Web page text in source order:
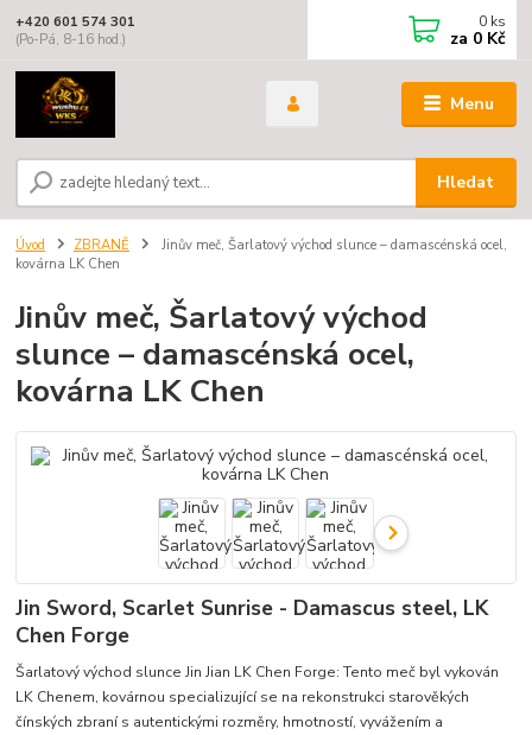
Menu
Hledat
+420 601 574 301
(Po-Pá, 8-16 hod.)
0 ks
za 0 Kč
Úvod ZBRANĚ
Jinův meč, Šarlatový východ slunce – damascénská ocel,
kovárna LK Chen
Jinův meč, Šarlatový východ
slunce – damascénská ocel,
kovárna LK Chen
Jin Sword, Scarlet Sunrise - Damascus steel, LK
Chen Forge
Šarlatový východ slunce Jin Jian LK Chen Forge: Tento meč byl vykován
LK Chenem, kovárnou specializující se na rekonstrukci starověkých
čínských zbraní s autentickými rozměry, hmotností, vyvážením a